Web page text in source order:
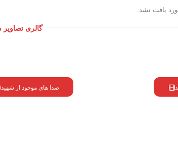
یافت نشد.
گالری تصاویر
صدا های موجود از شهید